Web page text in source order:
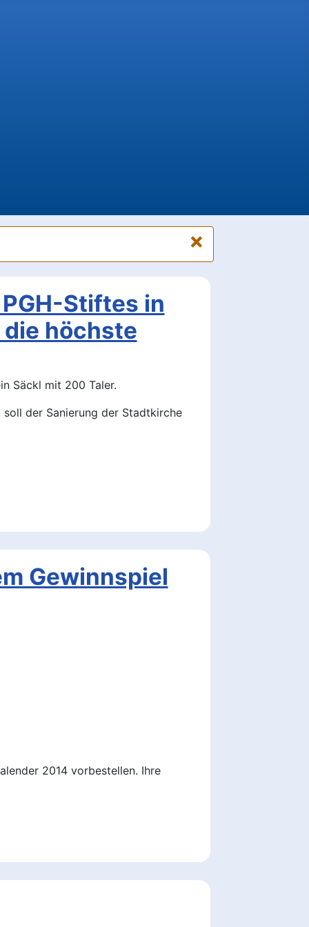
×
Stiftes in
höchste
Säckl mit 200 Taler.
der Sanierung der Stadtkirche
Gewinnspiel
2014 vorbestellen. Ihre